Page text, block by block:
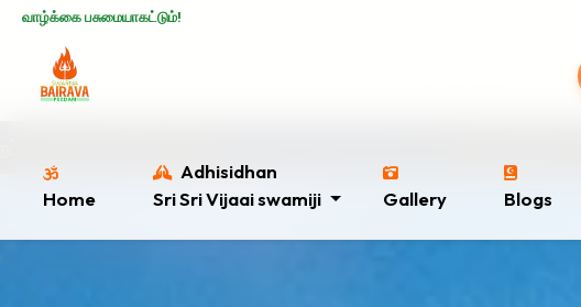
வாழ்க்கை பசுமையாகட்டும்!
Home
Adhisidhan
Sri Sri Vijaai swamiji
Gallery Blogs
. ஸ்வர்ணலிங்க நெய் அபிஷேகம்